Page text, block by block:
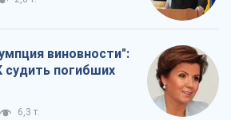
виновности":
погибших
6,3 т.